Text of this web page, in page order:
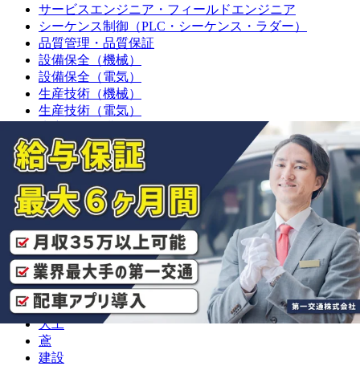
サービスエンジニア・フィールドエンジニア
シーケンス制御（PLC・シーケンス・ラダー）
品質管理・品質保証
設備保全（機械）
設備保全（電気）
生産技術（機械）
生産技術（電気）
回路設計
機械設計
光学設計
金型設計
CAE解析
ソフトウェア開発・組み込み
研究・開発・企画
テクニカルライター
職人
大工
鳶
建設